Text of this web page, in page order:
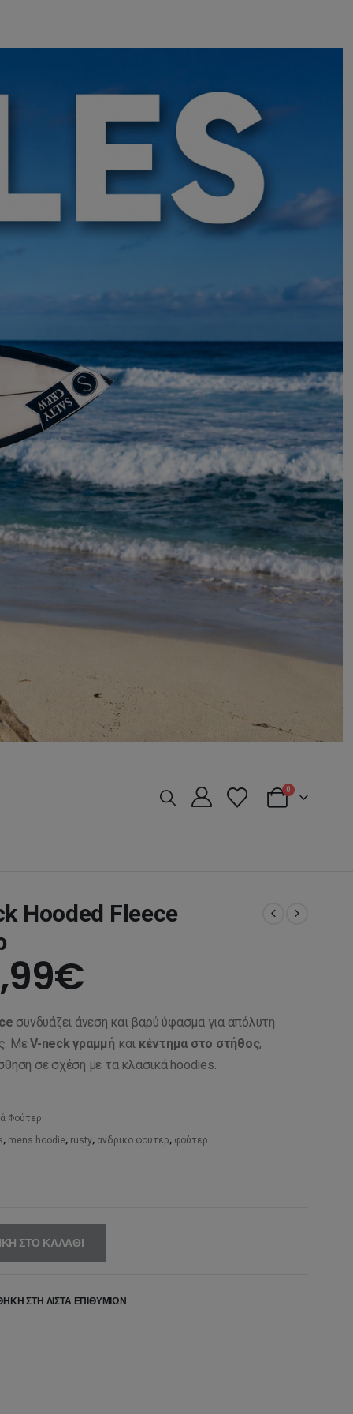
0
Hooded Fleece
€
τρέχουσα
τιμή
είναι:
69,99€.
συνδυάζει άνεση και βαρύ ύφασμα για απόλυτη
ΜεV-neck γραμμή και κέντημα στο στήθος,
σε σχέση με τα κλασικά hoodies.
Φούτερ
, mens hoodie, rusty, ανδρικο φουτερ, φούτερ
ΣΤΟ ΚΑΛΆΘΙ
ΣΤΗ ΛΊΣΤΑ ΕΠΙΘΥΜΙΏΝ